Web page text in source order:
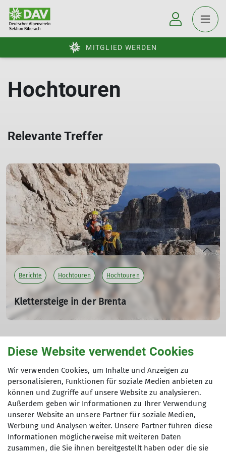
MITGLIED WERDEN
Hochtouren
Relevante Treffer
Berichte Hochtouren Hochtouren
Klettersteige in der Brenta
Über 100 Leitern musst du gehen
nachdem wir am Vortag von der Bergstation der Groste-
Seilbahn über den Normalweg zur Rifugio Tuckett
gewandert waren.
mehr erfahren
Andere Themen
038 - Sektion Biberach Archiv Berichte Familiengruppe
Familiengruppe Gruppen Jugendgruppe
Naturschutz Naturschutz Schneeschuhtouren
Schneeschuhtouren Sektion Sektionsabende Skitouren
Wandern & Bergtouren Wandern & Bergtouren
Diese Website verwendet Cookies
Wir verwenden Cookies, um Inhalte und Anzeigen zu
personalisieren, Funktionen für soziale Medien anbieten zu
können und Zugriffe auf unsere Website zu analysieren.
Außerdem geben wir Informationen zu Ihrer Verwendung
unserer Website an unsere Partner für soziale Medien,
Werbung und Analysen weiter. Unsere Partner führen diese
Informationen möglicherweise mit weiteren Daten
zusammen, die Sie ihnen bereitgestellt haben oder die sie